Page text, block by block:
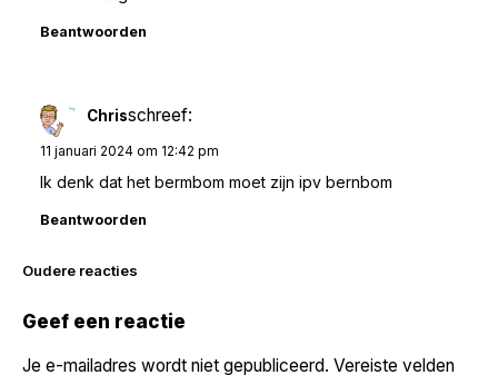
Beantwoorden
Chrisschreef:
11 januari 2024 om 12:42 pm
Ik denk dat het bermbom moet zijn ipv bernbom
Beantwoorden
Reacties
Oudere reacties
Geef een reactie
Je e-mailadres wordt niet gepubliceerd. Vereiste velden